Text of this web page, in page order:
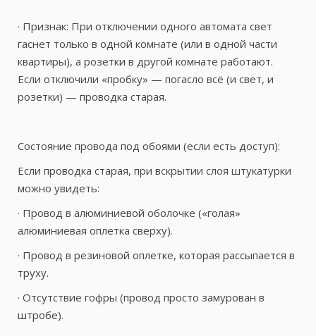
· Признак: При отключении одного автомата свет
гаснет только в одной комнате (или в одной части
квартиры), а розетки в другой комнате работают.
Если отключили «пробку» — погасло всё (и свет, и
розетки) — проводка старая.
Состояние провода под обоями (если есть доступ):
Если проводка старая, при вскрытии слоя штукатурки
можно увидеть:
· Провод в алюминиевой оболочке («голая»
алюминиевая оплетка сверху).
· Провод в резиновой оплетке, которая рассыпается в
труху.
· Отсутствие гофры (провод просто замурован в
штробе).